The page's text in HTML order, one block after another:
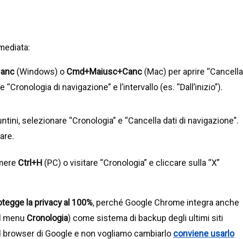
(Windows) o Cmd+Maiusc+Canc (Mac) per aprire “Cancella
di navigazione” e l’intervallo (es. “Dall’inizio”).
selezionare “Cronologia” e “Cancella dati di navigazione”.
Ctrl+H (PC) o visitare “Cronologia” e cliccare sulla “X”
la privacy al 100%, perché Google Chrome integra anche
menu Cronologia) come sistema di backup degli ultimi siti
di Google e non vogliamo cambiarlo conviene usarlo